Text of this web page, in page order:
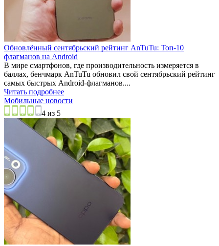
Обновлённый сентябрьский рейтинг AnTuTu: Топ-10
флагманов на Android
В мире смартфонов, где производительность измеряется в
баллах, бенчмарк AnTuTu обновил свой сентябрьский рейтинг
самых быстрых Android-флагманов....
Читать подробнее
Мобильные новости
4 из 5